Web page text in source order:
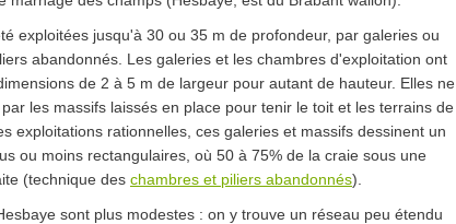
exploitées jusqu'à 30 ou 35 m de profondeur, par galeries ou
abandonnés. Les galeries et les chambres d'exploitation ont
de 2 à 5 m de largeur pour autant de hauteur. Elles ne
les massifs laissés en place pour tenir le toit et les terrains de
exploitations rationnelles, ces galeries et massifs dessinent un
ou moins rectangulaires, où 50 à 75% de la craie sous une
(technique des chambres et piliers abandonnés).
sont plus modestes : on y trouve un réseau peu étendu